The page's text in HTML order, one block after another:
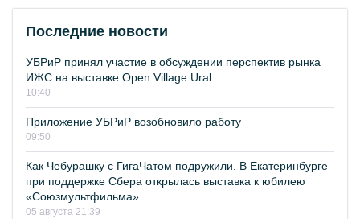
Последние новости
УБРиР принял участие в обсуждении перспектив рынка
ИЖС на выставке Open Village Ural
10:40
Приложение УБРиР возобновило работу
09:50
Как Чебурашку с ГигаЧатом подружили. В Екатеринбурге
при поддержке Сбера открылась выставка к юбилею
«Союзмультфильма»
05 августа 21:39